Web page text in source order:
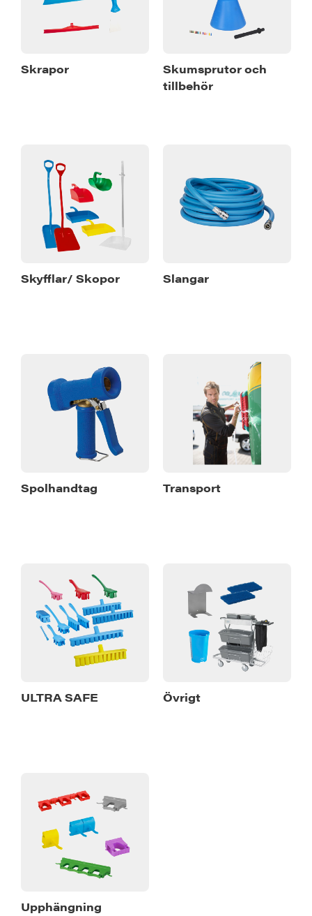
Skrapor
Skumsprutor och
tillbehör
Skyfflar/ Skopor Slangar
Spolhandtag Transport
ULTRA SAFE Övrigt
Upphängning